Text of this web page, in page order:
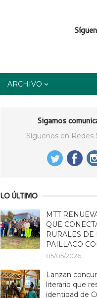
ARCHIVO
Sigamos
Síguenos en Redes
LO ÚLTIMO
MTT
QUE
RURALES
PAILLACO
05/05/2026
Lanzan
literario que
identidad de